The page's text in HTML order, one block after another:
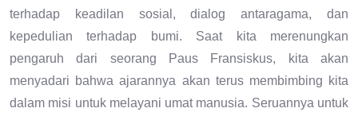
terhadap keadilan sosial, dialog antaragama, dan
kepedulian terhadap bumi. Saat kita merenungkan
pengaruh dari seorang Paus Fransiskus, kita akan
menyadari bahwa ajarannya akan terus membimbing kita
dalam misi untuk melayani umat manusia. Seruannya untuk